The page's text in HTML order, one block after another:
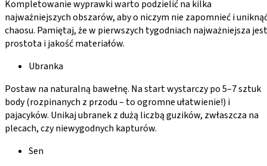
Kompletowanie wyprawki warto podzielić na kilka
najważniejszych obszarów, aby o niczym nie zapomnieć i
chaosu. Pamiętaj, że w pierwszych tygodniach najważniejsza jest
prostota i jakość materiałów.
Ubranka
Postaw na naturalną bawełnę. Na start wystarczy po 5–7 sztuk
body (rozpinanych z przodu – to ogromne ułatwienie!) i
pajacyków. Unikaj ubranek z dużą liczbą guzików, zwłaszcza na
plecach, czy niewygodnych kapturów.
Sen